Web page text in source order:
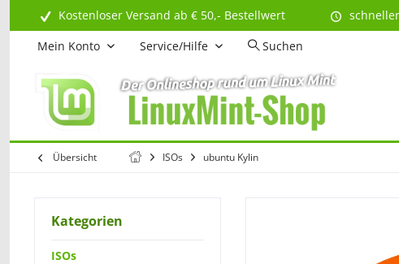
Kostenloser Versand ab € 50,- Bestellwert
Mein Konto Service/Hilfe Suchen
Übersicht ISOs ubuntu Kylin
Kategorien
ISOs